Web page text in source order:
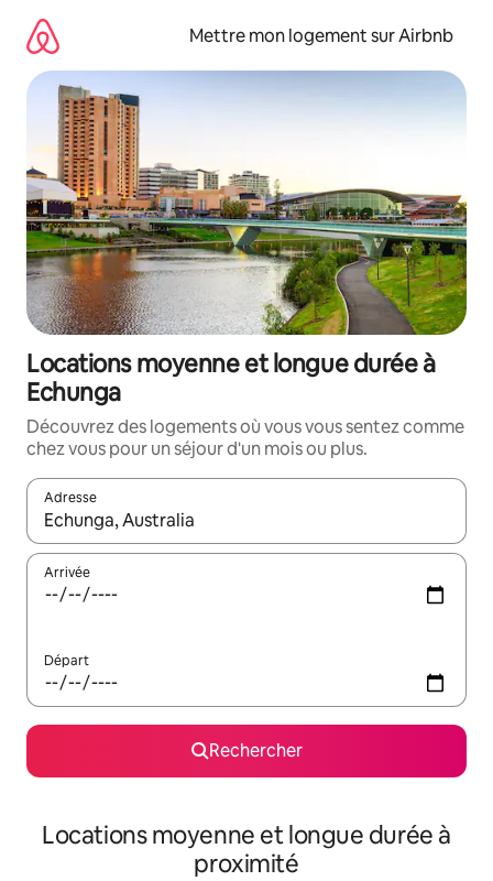
directement
contenu
Mettre mon logement sur Airbnb
Locations moyenne et longue durée à
Echunga
Découvrez des logements où vous vous sentez comme
chez vous pour un séjour d'un mois ou plus.
Adresse
Lorsque les résultats s'affichent, utilisez les flèches vers le
Arrivée
Départ
Rechercher
Locations moyenne et longue durée à
proximité